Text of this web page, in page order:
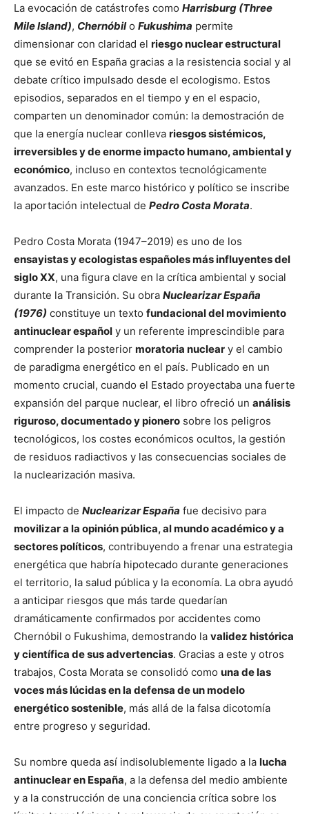
La evocación de catástrofes como Harrisburg (Three
Mile Island), Chernóbilo Fukushima permite
dimensionar con claridad el riesgo nuclear estructural
que se evitó en España gracias a la resistencia social y al
debate crítico impulsado desde el ecologismo. Estos
episodios, separados en el tiempo y en el espacio,
comparten un denominador común: la demostración de
que la energía nuclear conlleva riesgos sistémicos,
irreversibles y de enorme impacto humano, ambiental y
económico, incluso en contextos tecnológicamente
avanzados. En este marco histórico y político se inscribe
la aportación intelectual de Pedro Costa Morata.
Pedro Costa Morata (1947–2019) es uno de los
ensayistas y ecologistas españoles más influyentes del
siglo XX, una figura clave en la crítica ambiental y social
durante la Transición. Su obra Nuclearizar España
(1976) constituye un texto fundacional del movimiento
antinuclear español y un referente imprescindible para
comprender la posterior moratoria nuclear y el cambio
de paradigma energético en el país. Publicado en un
momento crucial, cuando el Estado proyectaba una fuerte
expansión del parque nuclear, el libro ofreció un análisis
riguroso, documentado y pionero sobre los peligros
tecnológicos, los costes económicos ocultos, la gestión
de residuos radiactivos y las consecuencias sociales de
la nuclearización masiva.
El impacto de Nuclearizar España fue decisivo para
movilizar a la opinión pública, al mundo académico y a
sectores políticos, contribuyendo a frenar una estrategia
energética que habría hipotecado durante generaciones
el territorio, la salud pública y la economía. La obra ayudó
a anticipar riesgos que más tarde quedarían
dramáticamente confirmados por accidentes como
Chernóbil o Fukushima, demostrando la validez histórica
y científica de sus advertencias. Gracias a este y otros
trabajos, Costa Morata se consolidó como una de las
voces más lúcidas en la defensa de un modelo
energético sostenible, más allá de la falsa dicotomía
entre progreso y seguridad.
Su nombre queda así indisolublemente ligado a la lucha
antinuclear en España, a la defensa del medio ambiente
y a la construcción de una conciencia crítica sobre los